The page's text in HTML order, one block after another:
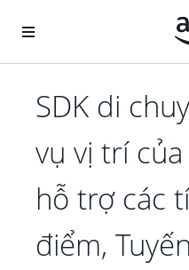
SDK di
vụ vị trí
hỗ trợ các
điểm,